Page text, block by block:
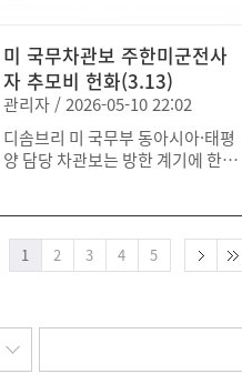
사례를 언급하며, 한화가 재단의 주
요 전략적 파트너로서 수행해 온 역
할과 기여에 대해 평가했다. 양측은
향후에도 전략적 제휴 관계를 지속
유지하고, 재단 활동에 대한 지원과
협력을 이어가기로 하였다.
미 국무차관보 주한미군전사
자 추모비 헌화(3.13)
관리자 / 2026-05-10 22:02
디솜브리 미 국무부 동아시아·태평
양 담당 차관보는 방한 계기에 한미
석하였다. 이번 행사는 한국전쟁 정
전 이후 한반도의 평화와 안정을 위
헌화를 진행하였다. 이는 지난 2월
1 2 3 4 5